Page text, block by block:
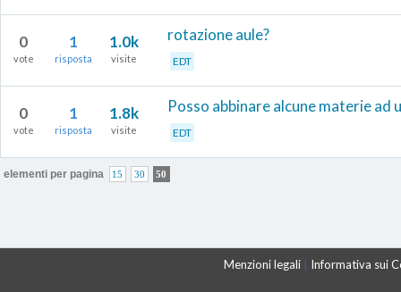
0
vote
1
risposta
1.0k
visite
rotazione aule?
EDT
0
vote
1
risposta
1.8k
visite
Posso abbinare alcune materie ad
EDT
elementi per pagina 15 30 50
Menzioni legali Informativa sui